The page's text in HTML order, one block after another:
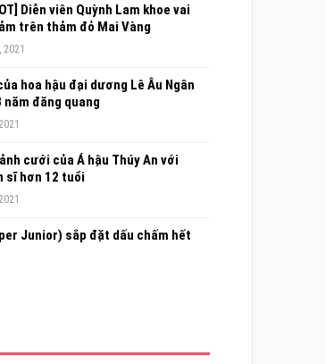
Diễn viên Quỳnh Lam khoe vai
trên thảm đỏ Mai Vàng
2021
hoa hậu đại dương Lê Âu Ngân
năm đăng quang
cưới của Á hậu Thúy An với
sĩ hơn 12 tuổi
Junior) sắp đặt dấu chấm hết